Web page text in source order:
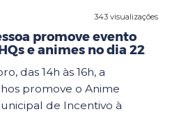
343 visualizações
promove evento
e animes no dia 22
das 14h às 16h, a
promove o Anime
de Incentivo à